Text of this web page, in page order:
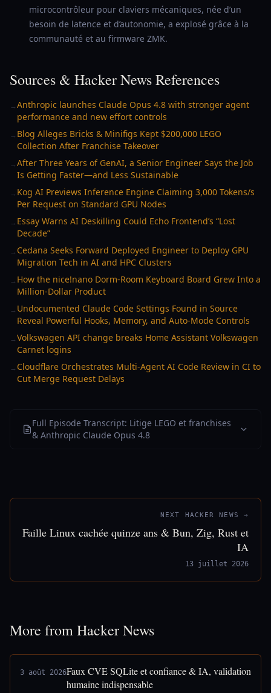
microcontrôleur pour claviers mécaniques, née d’un
besoin de latence et d’autonomie, a explosé grâce à la
communauté et au firmware ZMK.
Sources & Hacker News References
→Anthropic launches Claude Opus 4.8 with stronger agent
performance and new effort controls
→ Blog Alleges Bricks & Minifigs Kept $200,000 LEGO
Collection After Franchise Takeover
→After Three Years of GenAI, a Senior Engineer Says the Job
Is Getting Faster—and Less Sustainable
→ Kog AI Previews Inference Engine Claiming 3,000 Tokens/s
Per Request on Standard GPU Nodes
→ Essay Warns AI Deskilling Could Echo Frontend’s “Lost
Decade”
→ Cedana Seeks Forward Deployed Engineer to Deploy GPU
Migration Tech in AI and HPC Clusters
→ How the nice!nano Dorm-Room Keyboard Board Grew Into a
Million-Dollar Product
→ Undocumented Claude Code Settings Found in Source
Reveal Powerful Hooks, Memory, and Auto-Mode Controls
→Volkswagen API change breaks Home Assistant Volkswagen
Carnet logins
→ Cloudflare Orchestrates Multi-Agent AI Code Review in CI to
Cut Merge Request Delays
Full Episode Transcript: Litige LEGO et franchises
& Anthropic Claude Opus 4.8
NEXT HACKER NEWS →
Faille Linux cachée quinze ans & Bun, Zig, Rust et
IA
13 juillet 2026
More from Hacker News
3 août 2026Faux CVE SQLite et confiance & IA, validation
humaine indispensable